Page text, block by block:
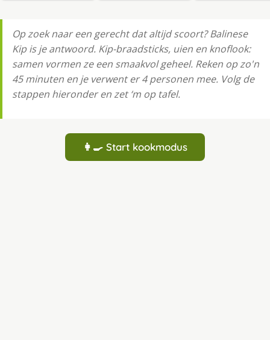
Op zoek naar een gerecht dat altijd scoort? Balinese
Kip is je antwoord. Kip-braadsticks, uien en knoflook:
samen vormen ze een smaakvol geheel. Reken op zo'n
45 minuten en je verwent er 4 personen mee. Volg de
stappen hieronder en zet ‘m op tafel.
👩‍🍳 Start kookmodus